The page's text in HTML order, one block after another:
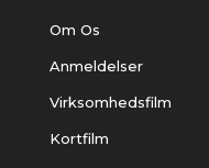
Om Os
Anmeldelser
Virksomhedsfilm
Kortfilm